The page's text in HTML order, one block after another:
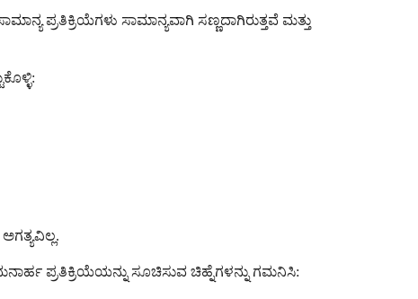
ಪ್ರತಿಕ್ರಿಯೆಗಳು ಸಾಮಾನ್ಯವಾಗಿ ಸಣ್ಣದಾಗಿರುತ್ತವೆ ಮತ್ತು
ಪ್ರತಿಕ್ರಿಯೆಯನ್ನು ಸೂಚಿಸುವ ಚಿಹ್ನೆಗಳನ್ನು ಗಮನಿಸಿ: